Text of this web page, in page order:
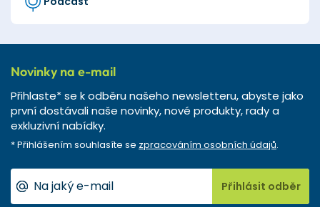
Novinky na e-mail
Přihlaste* se k odběru našeho newsletteru, abyste jako
první dostávali naše novinky, nové produkty, rady a
exkluzivní nabídky.
* Přihlášením souhlasíte se zpracováním osobních údajů.
Přihlásit odběr